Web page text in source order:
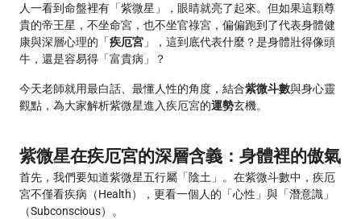
人一看到命盤裡有「紫微星」，眼睛就亮了起來。但如果這顆尊
貴的帝王星，不坐命宮，也不坐官祿宮，偏偏跑到了代表身體健
康與深層心理的「疾厄宮 」，這到底代表什麼？是身體壯得像頭
牛，還是容易得「富貴病」？
今天老師就用最白話、最懂人性的角度，結合紫微斗數與身心靈
觀點，為大家解析紫微星進入疾厄宮的運勢玄機。
紫微星在疾厄宮的深層含義：身體裡的傲氣
首先，我們要知道紫微星五行屬「陰土」。在紫微斗數中，疾厄
宮不僅看疾病（Health），更看一個人的「心性」與「潛意識」
（Subconscious）。